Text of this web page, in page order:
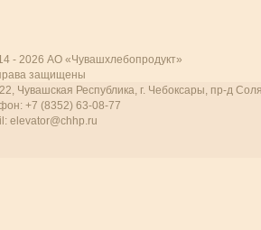
- 2026 АО «Чувашхлебопродукт»
защищены
Чувашская Республика, г. Чебоксары, пр-д
+7 (8352) 63-08-77
elevator@chhp.ru